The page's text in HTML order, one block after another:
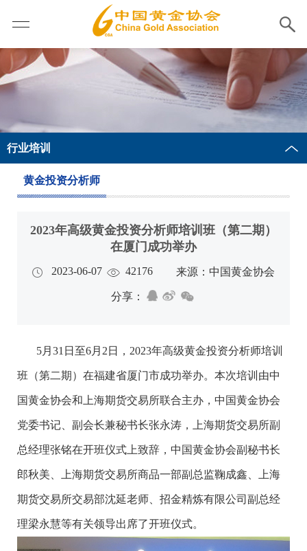
行业培训
黄金投资分析师
2023年高级黄金投资分析师培训班（第二期）
在厦门成功举办
2023-06-07 42176 来源：中国黄金协会
分享：
5月31日至6月2日，2023年高级黄金投资分析师培训
班（第二期）在福建省厦门市成功举办。本次培训由中
国黄金协会和上海期货交易所联合主办，中国黄金协会
党委书记、副会长兼秘书长张永涛，上海期货交易所副
总经理张铭在开班仪式上致辞，中国黄金协会副秘书长
郎秋美、上海期货交易所商品一部副总监鞠成鑫、上海
期货交易所交易部沈延老师、招金精炼有限公司副总经
理梁永慧等有关领导出席了开班仪式。